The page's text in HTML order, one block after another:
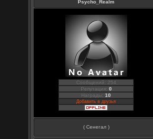
Psycho_Realm
Сообщений: 254
Репутация: 0
Награды:10
Добавить в друзья
( Сенегал )